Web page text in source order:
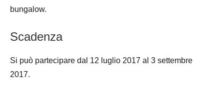
bungalow.
Scadenza
Si può partecipare dal 12 luglio 2017 al 3 settembre
2017.